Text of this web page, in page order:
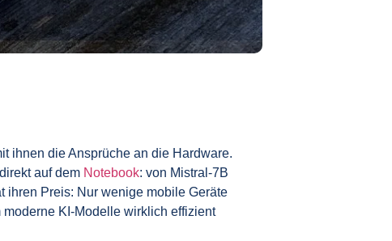
ihnen die Ansprüche an die Hardware.
auf dem Notebook: von Mistral‑7B
ihren Preis: Nur wenige mobile Geräte
moderne KI‑Modelle wirklich effizient